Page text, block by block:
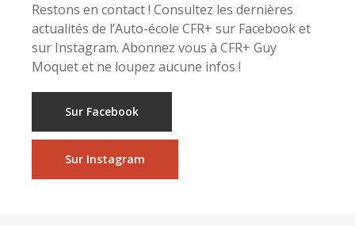
Restons en contact ! Consultez les dernières
actualités de l’Auto-école CFR+ sur Facebook et
sur Instagram. Abonnez vous à CFR+ Guy
Moquet et ne loupez aucune infos !
Sur Facebook
Sur Instagram